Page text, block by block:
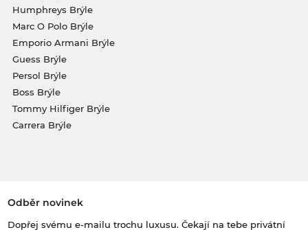
Humphreys Brýle
Marc O Polo Brýle
Emporio Armani Brýle
Guess Brýle
Persol Brýle
Boss Brýle
Tommy Hilfiger Brýle
Carrera Brýle
Odběr novinek
Dopřej svému e-mailu trochu luxusu. Čekají na tebe privátní